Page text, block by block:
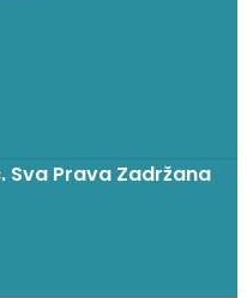
Prava Zadržana